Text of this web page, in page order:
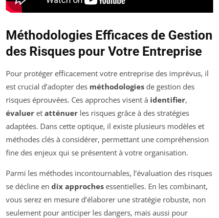
Méthodologies Efficaces de Gestion
des Risques pour Votre Entreprise
Pour protéger efficacement votre entreprise des imprévus, il
est crucial d’adopter des méthodologies de gestion des
risques éprouvées. Ces approches visent à identifier,
évaluer et atténuer les risques grâce à des stratégies
adaptées. Dans cette optique, il existe plusieurs modèles et
méthodes clés à considérer, permettant une compréhension
fine des enjeux qui se présentent à votre organisation.
Parmi les méthodes incontournables, l’évaluation des risques
se décline en dix approches essentielles. En les combinant,
vous serez en mesure d’élaborer une stratégie robuste, non
seulement pour anticiper les dangers, mais aussi pour